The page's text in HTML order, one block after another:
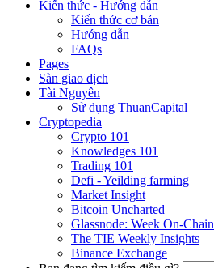
Kiến thức - Hướng dẫn
Kiến thức cơ bản
Hướng dẫn
FAQs
Pages
Sàn giao dịch
Tài Nguyên
Sử dụng ThuanCapital
Cryptopedia
Crypto 101
Knowledges 101
Trading 101
Defi - Yeilding farming
Market Insight
Bitcoin Uncharted
Glassnode: Week On-Chain
The TIE Weekly Insights
Binance Exchange